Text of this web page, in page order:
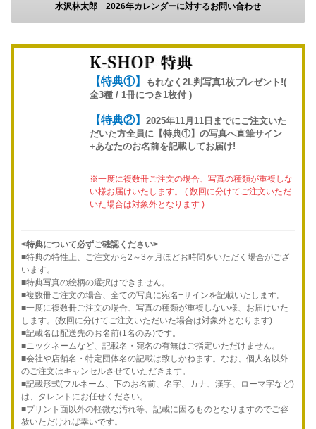
水沢林太郎 2026年カレンダーに対するお問い合わせ
【特典①】
もれなく2L判写真1枚プレゼント!(
全3種 / 1冊につき1枚付 )
【特典②】 2025年11月11日までにご注文いた
だいた方全員に【特典①】の写真へ直筆サイン
+あなたのお名前を記載してお届け!
※一度に複数冊ご注文の場合、写真の種類が重複しな
い様お届けいたします。 ( 数回に分けてご注文いただ
いた場合は対象外となります )
<特典について必ずご確認ください>
■特典の特性上、ご注文から2～3ヶ月ほどお時間をいただく場合がござ
います。
■特典写真の絵柄の選択はできません。
■複数冊ご注文の場合、全ての写真に宛名+サインを記載いたします。
■一度に複数冊ご注文の場合、写真の種類が重複しない様、お届けいた
します。(数回に分けてご注文いただいた場合は対象外となります)
■記載名は配送先のお名前(1名のみ)です。
■ニックネームなど、記載名・宛名の有無はご指定いただけません。
■会社や店舗名・特定団体名の記載は致しかねます。なお、個人名以外
のご注文はキャンセルさせていただきます。
■記載形式(フルネーム、下のお名前、名字、カナ、漢字、ローマ字など)
は、タレントにお任せください。
■プリント面以外の軽微な汚れ等、記載に因るものとなりますのでご容
赦いただければ幸いです。